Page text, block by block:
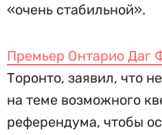
«очень стабильной».
Премьер Онтарио Даг
Торонто, заявил, что
на теме возможного
референдума, чтобы